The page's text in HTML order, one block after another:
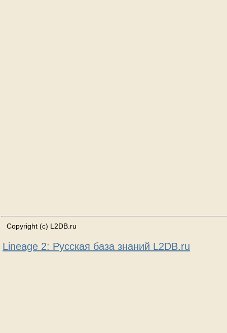
Copyright (c) L2DB.ru
Lineage 2: Русская база знаний L2DB.ru